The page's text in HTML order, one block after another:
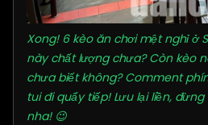
Xong! 6 kèo ăn chơi mệt nghỉ ở
này chất lượng chưa? Còn kèo
chưa biết không? Comment
tui đi quẩy tiếp! Lưu lại liền,
nha! 😉